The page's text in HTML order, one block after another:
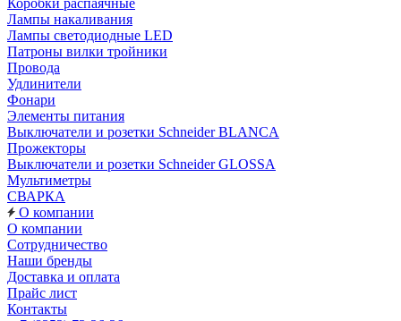
Коробки распаячные
Лампы накаливания
Лампы светодиодные LED
Патроны вилки тройники
Провода
Удлинители
Фонари
Элементы питания
Выключатели и розетки Schneider BLANCA
Прожекторы
Выключатели и розетки Schneider GLOSSA
Мультиметры
СВАРКА
О компании
О компании
Сотрудничество
Наши бренды
Доставка и оплата
Прайс лист
Контакты